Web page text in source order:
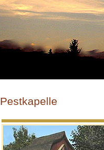
Pestkapelle